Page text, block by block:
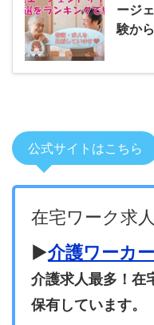
ージ
験か
公式サイトはこちら
在宅ワーク求
▶介護ワーカー
介護求人最多！在
保有しています。